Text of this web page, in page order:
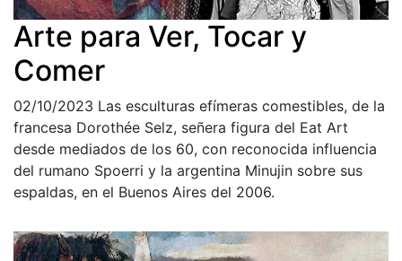
Arte para Ver, Tocar y
Comer
02/10/2023 Las esculturas efímeras comestibles, de la
francesa Dorothée Selz, señera figura del Eat Art
desde mediados de los 60, con reconocida influencia
del rumano Spoerri y la argentina Minujin sobre sus
espaldas, en el Buenos Aires del 2006.